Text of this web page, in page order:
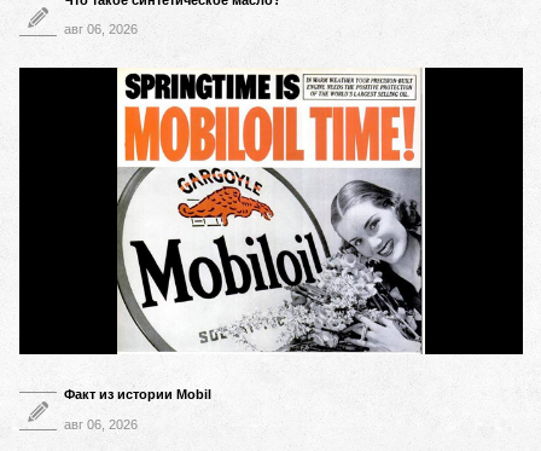
авг 06, 2026
Факт из истории Mobil
авг 06, 2026